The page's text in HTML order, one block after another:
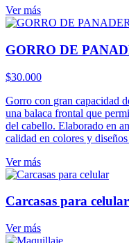
Ver más
GORRO DE
$30.000
Gorro con gran capacidad
una balaca frontal que
del cabello. Elaborado en
calidad en colores y
Ver más
Carcasas para celular
Ver más